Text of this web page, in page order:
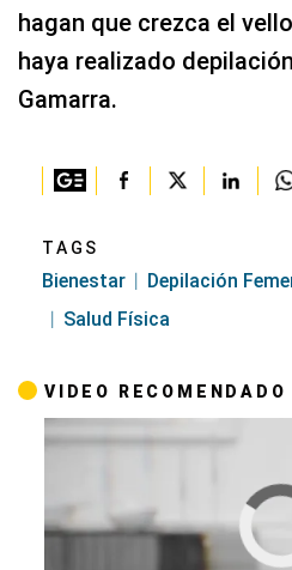
hagan que crezca el
haya realizado
Gamarra.
TAGS
Bienestar Depilación
Salud Física
VIDEO RECOMENDADO
Cargando anuncio